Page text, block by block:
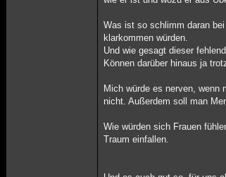
Was ist so schlimm daran
klarkommen würden.
Und wie gesagt dieser
Können darüber hinaus ja
Mich würde es nerven, wenn
nicht. Außerdem soll man
Wie würden sich Frauen
Traum einfallen.